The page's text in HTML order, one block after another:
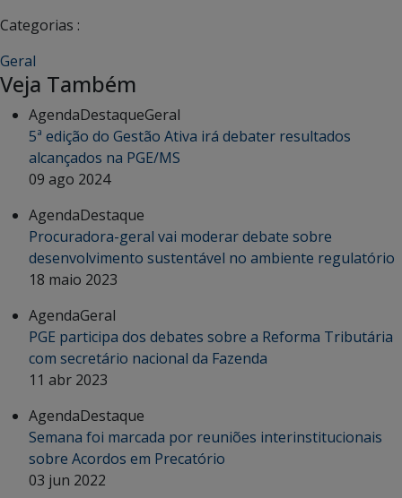
Categorias :
Geral
Veja Também
AgendaDestaqueGeral
5ª edição do Gestão Ativa irá debater resultados
alcançados na PGE/MS
09 ago 2024
AgendaDestaque
Procuradora-geral vai moderar debate sobre
desenvolvimento sustentável no ambiente regulatório
18 maio 2023
AgendaGeral
PGE participa dos debates sobre a Reforma Tributária
com secretário nacional da Fazenda
11 abr 2023
AgendaDestaque
Semana foi marcada por reuniões interinstitucionais
sobre Acordos em Precatório
03 jun 2022